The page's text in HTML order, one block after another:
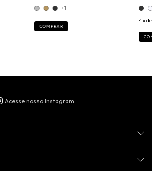
+1
COMPRAR
4x